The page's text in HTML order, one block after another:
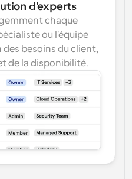
d'experts
chaque
ou l'équipe
besoins du client,
de la disponibilité.